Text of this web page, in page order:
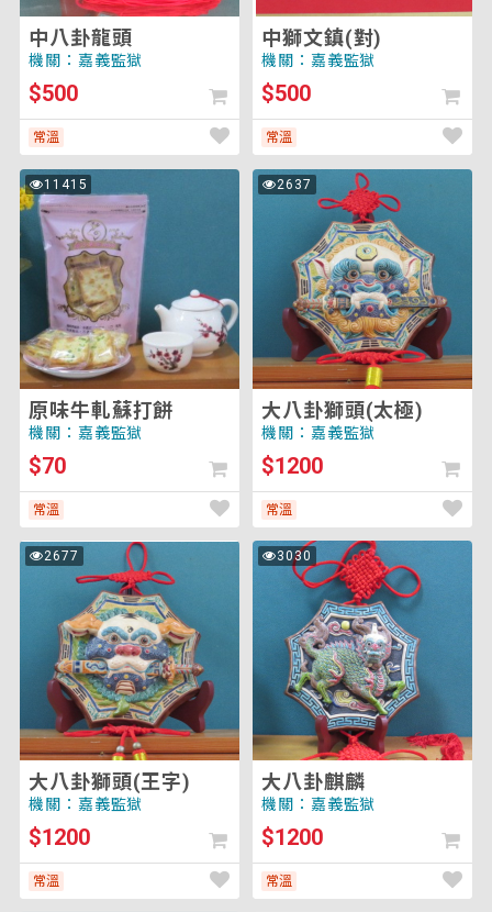
中八卦龍頭
機關：嘉義監獄
$500
常溫
中獅文鎮(對)
機關：嘉義監獄
$500
常溫
11415
次
瀏
覽
原
味
牛
蘇
原味牛軋蘇打餅
機關：嘉義監獄
$70
常溫
2637
次
大
大八卦獅頭(太極)
機關：嘉義監獄
$1200
常溫
2677
次
大
大八卦獅頭(王字)
機關：嘉義監獄
$1200
常溫
3030
次
大
大八卦麒麟
機關：嘉義監獄
$1200
常溫